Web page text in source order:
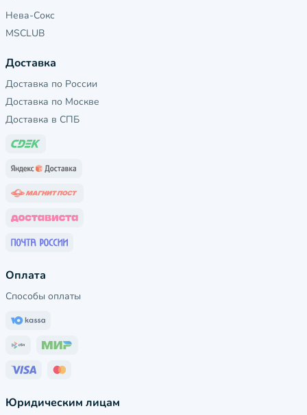
Нева-Сокс
MSCLUB
Доставка
Доставка по России
Доставка по Москве
Доставка в СПБ
Оплата
Способы оплаты
Юридическим лицам